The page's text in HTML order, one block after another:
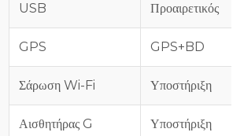
USB Προαιρετικός
GPS GPS+BD
Σάρωση Wi-Fi Υποστήριξη
Αισθητήρας G Υποστήριξη